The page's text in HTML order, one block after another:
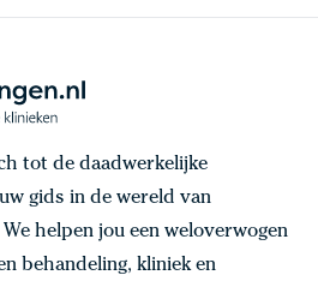
tot de daadwerkelijke
gids in de wereld van
helpen jou een weloverwogen
behandeling, kliniek en